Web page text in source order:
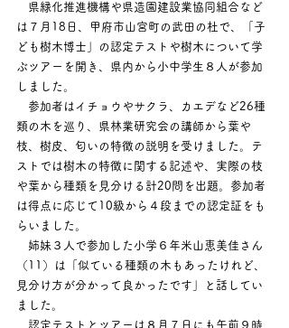
県緑化推進機構や県造園建設業協同組合など
は７月18日、甲府市山宮町の武田の杜で、「子
ども 樹木博士 」の認定テストや樹木について学
ぶツアーを開き、県内から小中学生８人が参加
しました。
参加者はイチョウやサクラ、カエデなど26種
類の木を巡り、県林業研究会の講師から葉や
枝、樹皮、匂いの特徴の説明を受けました。テ
ストでは樹木の特徴に関する記述や、実際の枝
や葉から種類を見分ける計20問を出題。参加者
は得点に応じて10級から４段までの認定証をも
らいました。
姉妹３人で参加した小学６年米山恵美佳さん
（11）は「似ている種類の木もあったけれど、
見分け方が分かって良かったです」と話してい
ました。
認定テストとツアーは８月７日にも午前９時